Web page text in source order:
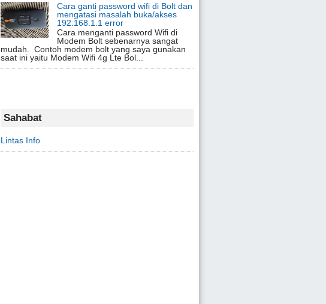
Cara ganti password wifi di Bolt dan
mengatasi masalah buka/akses
192.168.1.1 error
Cara menganti password Wifi di
Modem Bolt sebenarnya sangat
mudah. Contoh modem bolt yang saya gunakan
saat ini yaitu Modem Wifi 4g Lte Bol...
Sahabat
Lintas Info